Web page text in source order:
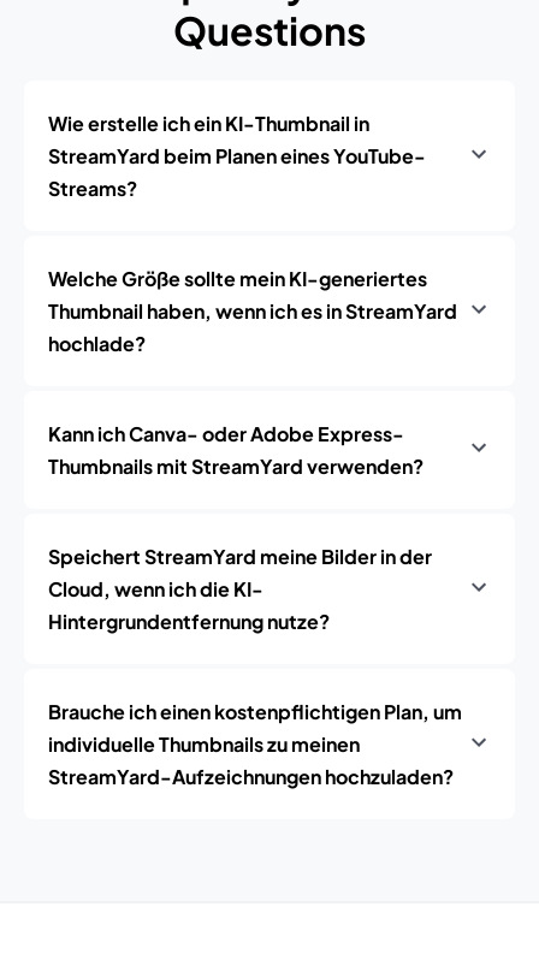
Questions
Wie erstelle ich ein KI-Thumbnail in
StreamYard beim Planen eines YouTube-
Streams?
Welche Größe sollte mein KI-generiertes
Thumbnail haben, wenn ich es in StreamYard
hochlade?
Kann ich Canva- oder Adobe Express-
Thumbnails mit StreamYard verwenden?
Speichert StreamYard meine Bilder in der
Cloud, wenn ich die KI-
Hintergrundentfernung nutze?
Brauche ich einen kostenpflichtigen Plan, um
individuelle Thumbnails zu meinen
StreamYard-Aufzeichnungen hochzuladen?